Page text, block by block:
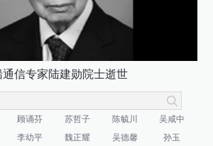
通信专家陆建勋院士逝世
顾诵芬 苏哲子 陈毓川
吴咸中
李幼平 魏正耀 吴德馨 孙玉